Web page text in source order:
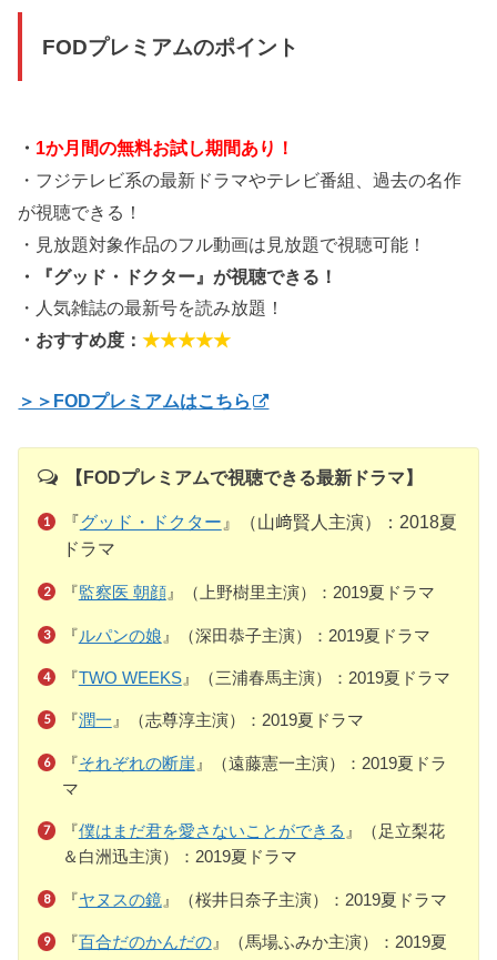
FODプレミアムのポイント
・ 1か月間の無料お試し期間あり！
・フジテレビ系の最新ドラマやテレビ番組、過去の名作
が視聴できる！
・見放題対象作品のフル動画は見放題で視聴可能！
・『グッド・ドクター』が視聴できる！
・人気雑誌の最新号を読み放題！
・おすすめ度：★★★★★
＞＞FODプレミアムはこちら
【FODプレミアムで視聴できる最新ドラマ】
『グッド・ドクター 』（山﨑賢人主演）：2018夏
ドラマ
『監察医 朝顔』（上野樹里主演）：2019夏ドラマ
『ルパンの娘 』（深田恭子主演）：2019夏ドラマ
『TWO WEEKS』（三浦春馬主演）：2019夏ドラマ
『潤一』（志尊淳主演）：2019夏ドラマ
『それぞれの断崖 』（遠藤憲一主演）：2019夏ドラ
マ
『僕はまだ君を愛さないことができる 』（足立梨花
＆白洲迅主演）：2019夏ドラマ
『ヤヌスの鏡』（桜井日奈子主演）：2019夏ドラマ
『百合だのかんだの』（馬場ふみか主演）：2019夏